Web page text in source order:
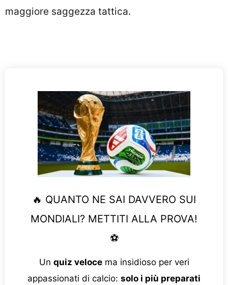
maggiore saggezza tattica.
🔥 QUANTO NE SAI DAVVERO SUI
MONDIALI? METTITI ALLA PROVA!
⚽
Un quiz velocema insidioso per veri
appassionati di calcio: solo i più preparati